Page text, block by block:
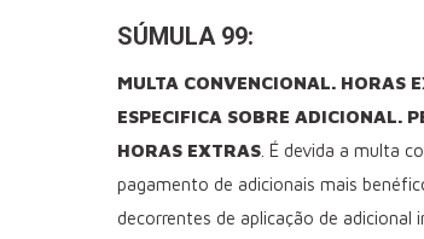
SÚMULA 99:
MULTA CONVENCIONAL. HORAS
ESPECIFICA SOBRE ADICIONAL.
HORAS EXTRAS . É devida a multa
pagamento de adicionais mais
decorrentes de aplicação de